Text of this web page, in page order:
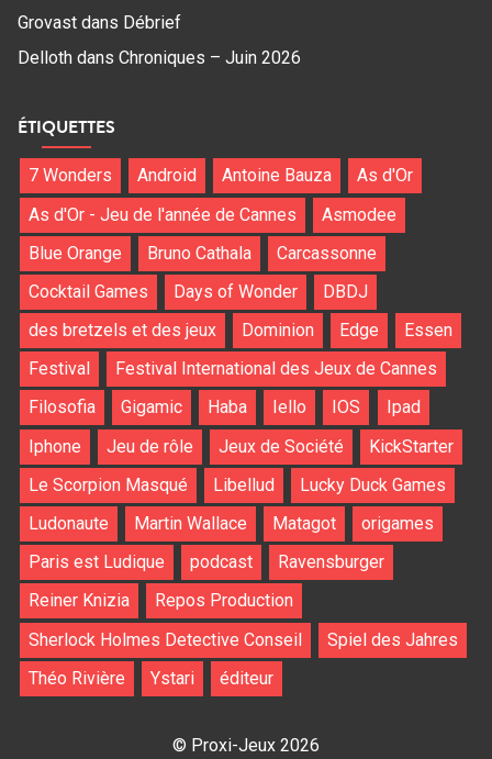
Grovast dans Débrief
Delloth dans Chroniques – Juin 2026
ÉTIQUETTES
7 Wonders Android Antoine Bauza
As d'Or
As d'Or - Jeu de l'année de Cannes
Asmodee
Blue Orange
Bruno Cathala
Carcassonne
Cocktail Games
Days of Wonder
DBDJ
des bretzels et des jeux
Dominion Edge
Essen
Festival
Festival International des Jeux de Cannes
Filosofia
Gigamic Haba Iello IOS
Ipad
Iphone
Jeu de rôle Jeux de Société
KickStarter
Le Scorpion Masqué
Libellud
Lucky Duck Games
Ludonaute
Martin Wallace Matagot
origames
Paris est Ludique
podcast
Ravensburger
Reiner Knizia
Repos Production
Sherlock Holmes Detective Conseil
Spiel des Jahres
Théo Rivière
Ystari éditeur
© Proxi-Jeux 2026